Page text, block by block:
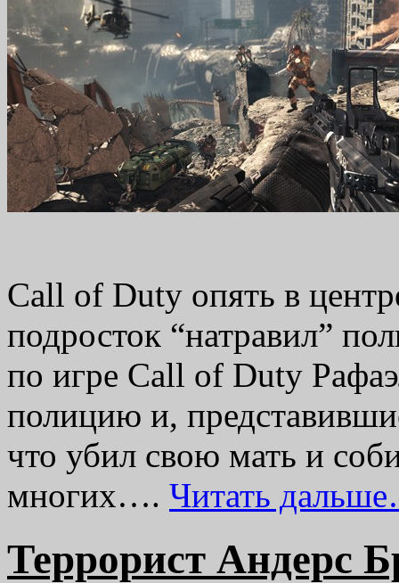
Call of Duty опять в
подросток “натравил”
по игре Call of Duty
полицию и,
что убил свою мать и
многих…. Читать
Террорист Андерс